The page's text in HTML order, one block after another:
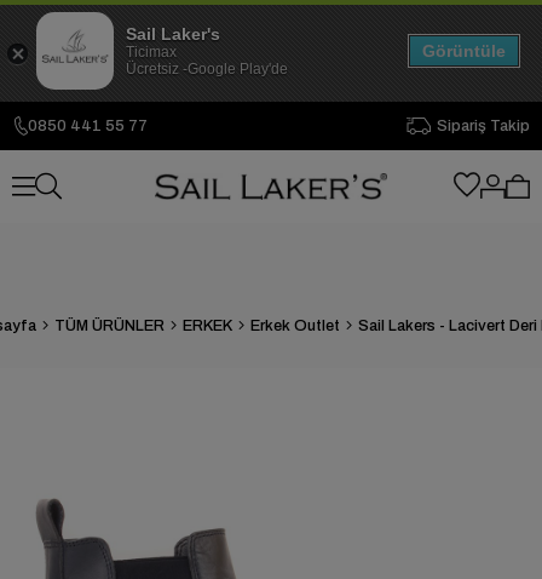
0850 441 55 77 Sipariş Takip
TÜM ÜRÜNLER ERKEK Erkek Outlet
Sail Laker's
Ticimax
Ücretsiz -Google Play'de
Görüntüle